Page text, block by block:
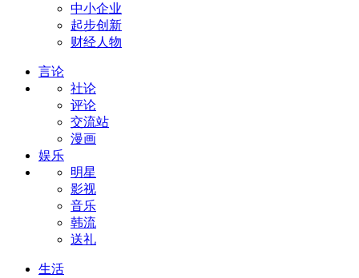
中小企业
起步创新
财经人物
言论
社论
评论
交流站
漫画
娱乐
明星
影视
音乐
韩流
送礼
生活